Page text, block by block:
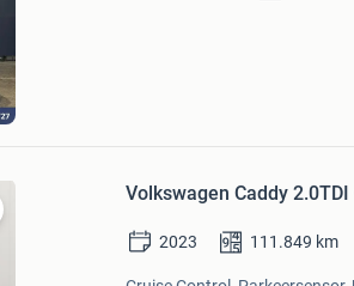
Volkswagen Caddy
2023 111.849 km